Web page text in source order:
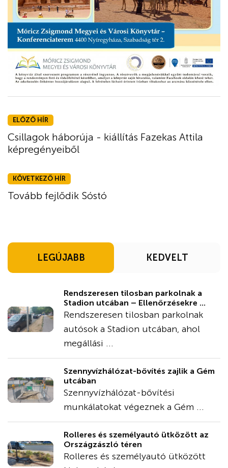
ELŐZŐ HÍR
Csillagok háborúja - kiállítás Fazekas Attila
képregényeiből
KÖVETKEZŐ HÍR
Tovább fejlődik Sóstó
LEGÚJABB KEDVELT
Rendszeresen tilosban parkolnak a
Stadion utcában – Ellenőrzésekre ...
Rendszeresen tilosban parkolnak
autósok a Stadion utcában, ahol
megállási ...
Szennyvízhálózat-bővítés zajlik a Gém
utcában
Szennyvízhálózat-bővítési
munkálatokat végeznek a Gém ...
Rolleres és személyautó ütközött az
Országzászló téren
Rolleres és személyautó ütközött